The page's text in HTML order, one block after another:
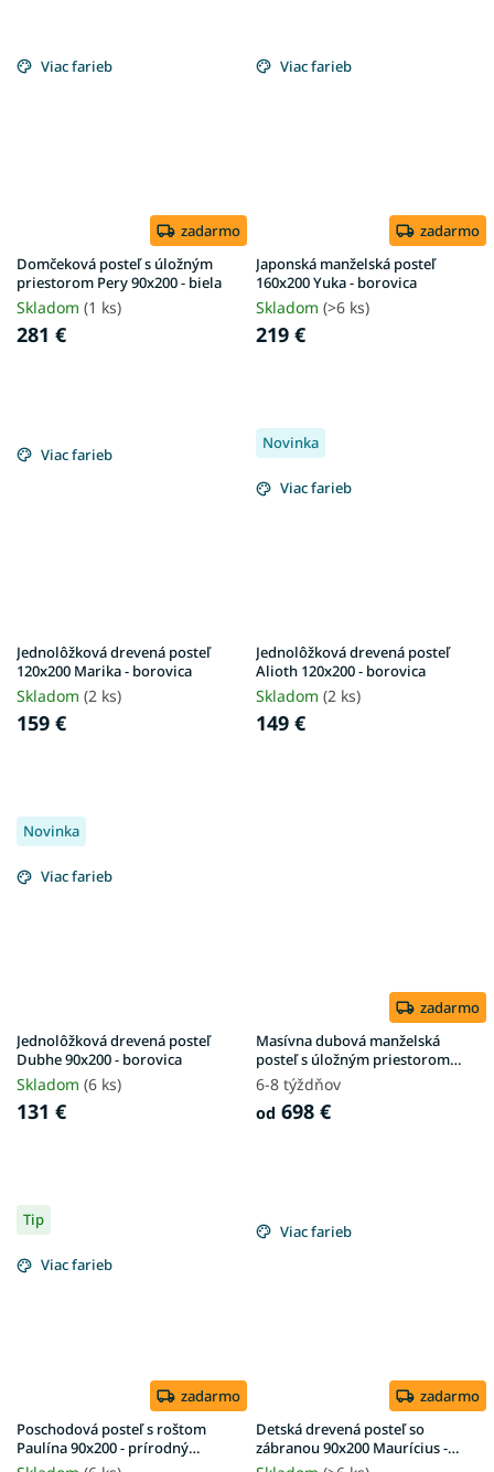
Viac farieb
zadarmo
Domčeková posteľ s úložným
priestorom Pery 90x200 - biela
Skladom (1 ks)
281 €
Viac farieb
zadarmo
Japonská manželská posteľ
160x200 Yuka - borovica
Skladom (>6 ks)
219 €
Viac farieb
Jednolôžková drevená posteľ
120x200 Marika - borovica
Skladom (2 ks)
159 €
Novinka
Viac farieb
Jednolôžková drevená posteľ
Alioth 120x200 - borovica
Skladom (2 ks)
149 €
Novinka
Viac farieb
Jednolôžková drevená posteľ
Dubhe 90x200 - borovica
Skladom (6 ks)
131 €
zadarmo
Masívna dubová manželská
posteľ s úložným priestorom
Stela
6-8 týždňov
od 698 €
Tip
Viac farieb
zadarmo
Poschodová posteľ s roštom
Paulína 90x200 - prírodný
povrch
Viac farieb
zadarmo
Detská drevená posteľ so
zábranou 90x200 Maurícius -
borovica